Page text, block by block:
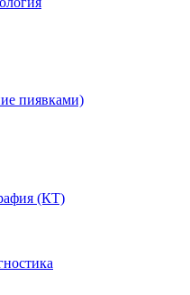
пиявками)
(КТ)